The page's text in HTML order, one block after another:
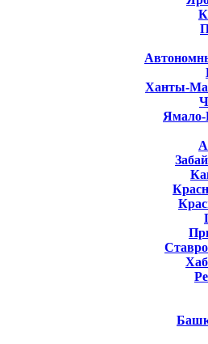
Ханты-
Ямало-